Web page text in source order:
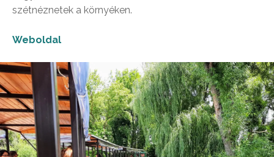
szétnéznetek a környéken.
Weboldal